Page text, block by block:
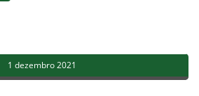
1 dezembro 2021